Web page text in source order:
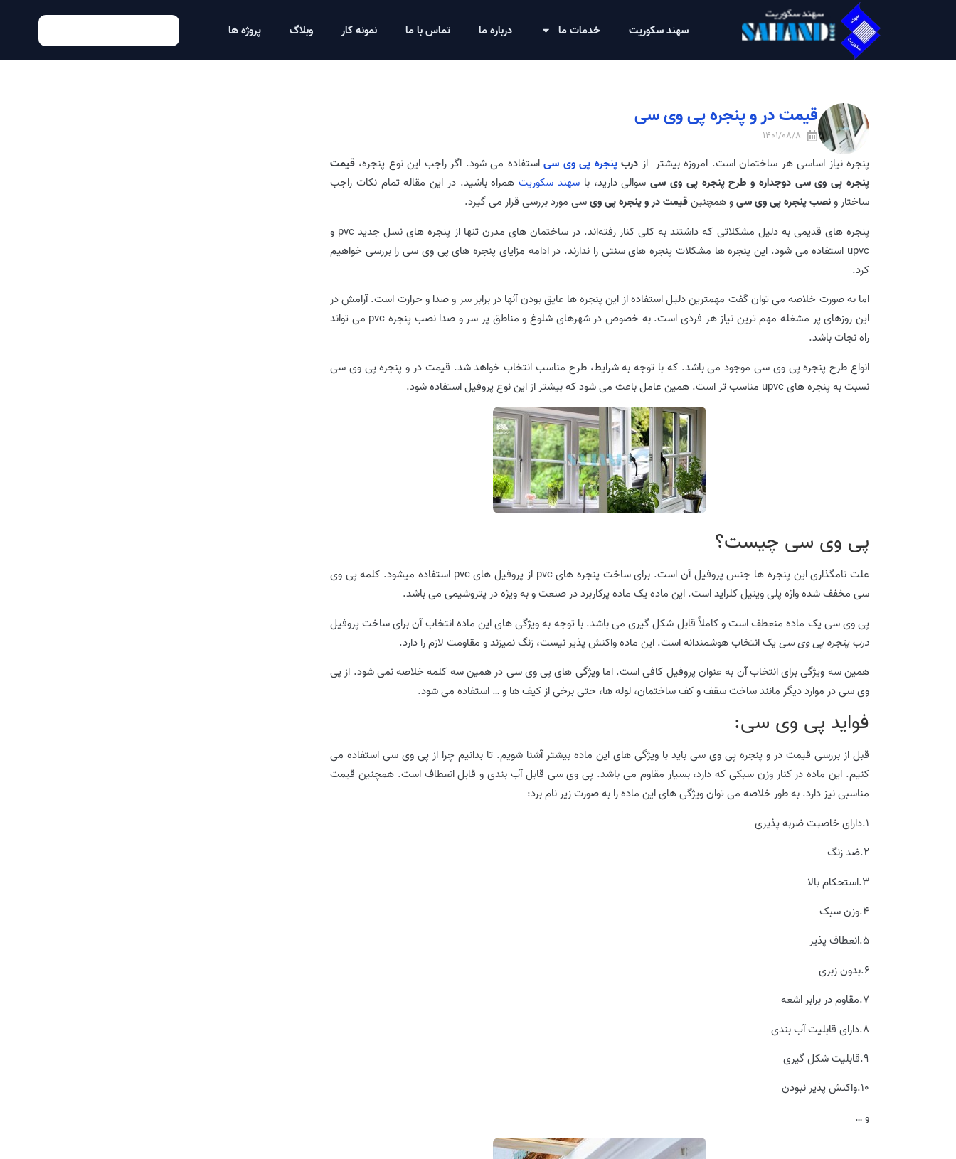
سهند سکوریت خدمات ما درباره ما تماس با ما نمونه کار وبلاگ پروژه ها
قیمت در و پنجره پی وی سی
1401/08/8
پنجره نیاز اساسی هر ساختمان است. امروزه بیشتر از دربپنجره پی وی سیاستفاده می شود. اگر راجب این نوع پنجره، قیمت
پنجره پی وی سی دوجداره و طرح پنجره پی وی سیسوالی دارید، با سهند سکوریتهمراه باشید. در این مقاله تمام نکات راجب
ساختار ونصب پنجره پی وی سیو همچنینقیمت در و پنجره پی ویسی مورد بررسی قرار می گیرد.
پنجره های قدیمی به دلیل مشکلاتی که داشتند به کلی کنار رفته‌اند. در ساختمان های مدرن تنها از پنجره های نسل جدید pvc و
upvc استفاده می شود. این پنجره ها مشکلات پنجره های سنتی را ندارند. در ادامه مزایای پنجره های پی وی سی را بررسی خواهیم
کرد.
اما به صورت خلاصه می توان گفت مهمترین دلیل استفاده از این پنجره ها عایق بودن آنها در برابر سر و صدا و حرارت است. آرامش در
این روزهای پر مشغله مهم ترین نیاز هر فردی است. به خصوص در شهرهای شلوغ و مناطق پر سر و صدا نصب پنجره pvc می تواند
راه نجات باشد.
انواع طرح پنجره پی وی سی موجود می باشد. که با توجه به شرایط، طرح مناسب انتخاب خواهد شد. قیمت در و پنجره پی وی سی
نسبت به پنجره های upvc مناسب تر است. همین عامل باعث می شود که بیشتر از این نوع پروفیل استفاده شود.
پی وی سی چیست؟
علت نامگذاری این پنجره ها جنس پروفیل آن است. برای ساخت پنجره های pvc از پروفیل های pvc استفاده میشود. کلمه پی وی
سی مخفف شده واژه پلی وینیل کلراید است. این ماده یک ماده پرکاربرد در صنعت و به ویژه در پتروشیمی می باشد.
پی وی سی یک ماده منعطف است و کاملاً قابل شکل گیری می باشد. با توجه به ویژگی های این ماده انتخاب آن برای ساخت پروفیل
درب پنجره پی وی سییک انتخاب هوشمندانه است. این ماده واکنش پذیر نیست، زنگ نمیزند و مقاومت لازم را دارد.
همین سه ویژگی برای انتخاب آن به عنوان پروفیل کافی است. اما ویژگی های پی وی سی در همین سه کلمه خلاصه نمی شود. از پی
وی سی در موارد دیگر مانند ساخت سقف و کف ساختمان، لوله ها، حتی برخی از کیف ها و … استفاده می شود.
فواید پی وی سی:
قبل از بررسی قیمت در و پنجره پی وی سی باید با ویژگی های این ماده بیشتر آشنا شویم. تا بدانیم چرا از پی وی سی استفاده می
کنیم. این ماده در کنار وزن سبکی که دارد، بسیار مقاوم می باشد. ‏پی وی سی قابل آب بندی و قابل انعطاف است. همچنین قیمت
مناسبی نیز دارد. به طور خلاصه می توان ویژگی های این ماده را به صورت زیر نام برد:
1.دارای خاصیت ضربه پذیری
2.ضد زنگ
3.استحکام بالا
4.وزن سبک
5.انعطاف پذیر
6.بدون زبری
7.مقاوم در برابر اشعه
8.دارای قابلیت آب بندی
9.قابلیت شکل گیری
10.واکنش پذیر نبودن
و …